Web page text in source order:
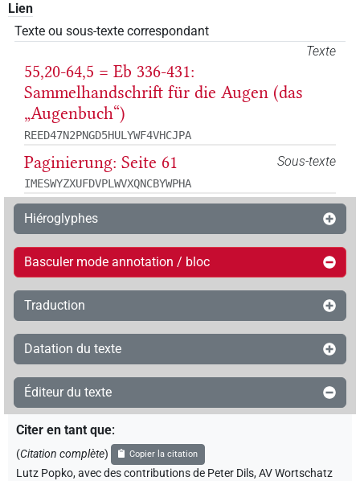
Lien
Texte ou sous-texte correspondant
Texte
55,20-64,5 = Eb 336-431:
Sammelhandschrift für die Augen (das
„Augenbuch“)
REED47N2PNGD5HULYWF4VHCJPA
Sous-texte
Paginierung: Seite 61
IMESWYZXUFDVPLWVXQNCBYWPHA
Hiéroglyphes
Basculer mode annotation / bloc
Traduction
Datation du texte
Éditeur du texte
Citer en tant que:
(Citation complète) Copier la citation
Lutz Popko,avec des contributions de Peter Dils,AV Wortschatz